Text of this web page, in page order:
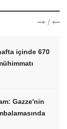
/
içinde 670
Gazze'nin